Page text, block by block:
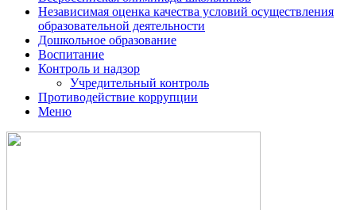
Независимая оценка качества условий осуществления
образовательной деятельности
Дошкольное образование
Воспитание
Контроль и надзор
Учредительный контроль
Противодействие коррупции
Меню